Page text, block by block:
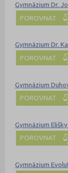
Gymnázium Dr.
POROVNAT
Gymnázium Dr.
POROVNAT
Gymnázium
POROVNAT
Gymnázium
POROVNAT
Gymnázium